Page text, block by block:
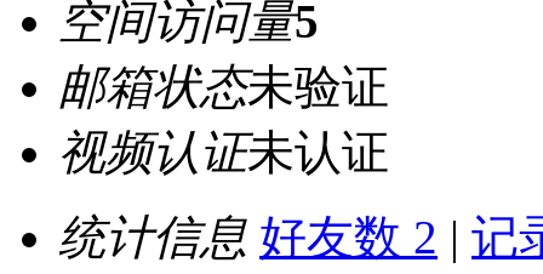
空间访问量5
邮箱状态未验证
视频认证未认证
统计信息 好友数 2 | 记